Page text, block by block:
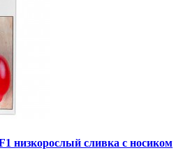
низкорослый сливка с носиком